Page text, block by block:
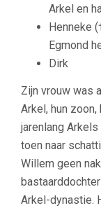
Arkel en
Henneke
Egmond
Dirk
Zijn vrouw was
Arkel, hun
jarenlang
toen naar
Willem geen
Arkel-dynastie.